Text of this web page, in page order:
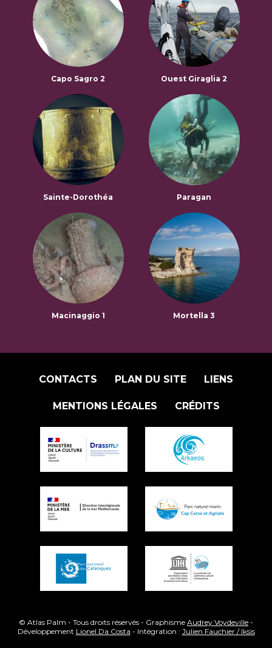
Capo Sagro 2 Ouest Giraglia 2
Sainte-Dorothéa Paragan
Macinaggio 1 Mortella 3
CONTACTS PLAN DU SITE LIENS
MENTIONS LÉGALES CRÉDITS
© Atlas Palm - Tous droits réservés - Graphisme Audrey Voydeville -
Développement Lionel Da Costa - Intégration : Julien Fauchier / Iksis